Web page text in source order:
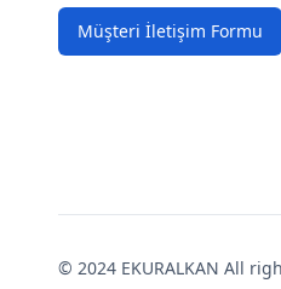
Müşteri İletişim Formu
© 2024 EKURALKAN All